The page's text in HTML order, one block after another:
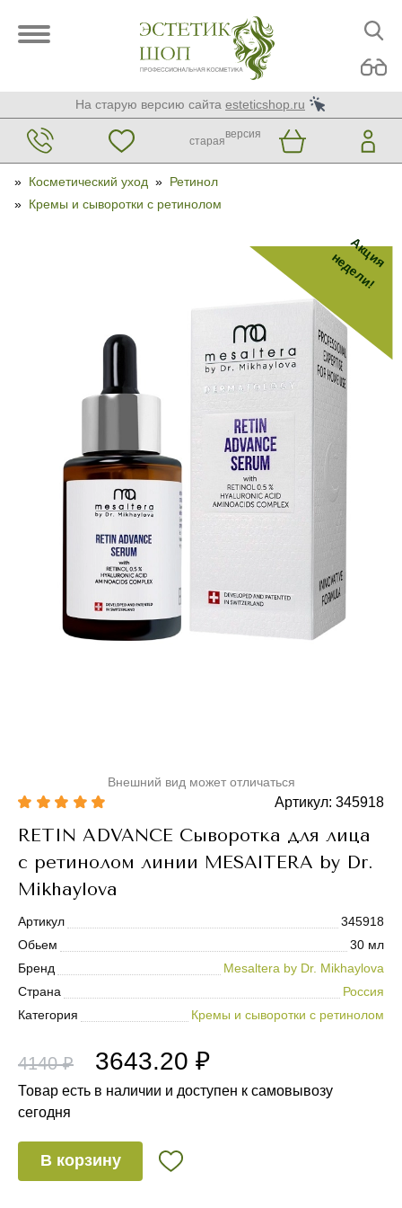
На старую версию сайта esteticshop.ru
старая
версия
» Косметический уход » Ретинол
» Кремы и сыворотки с ретинолом
Акция
недели!
Внешний вид может отличаться
Артикул: 345918
RETIN ADVANCE Сыворотка для лица
с ретинолом линии MESAlTERA by Dr.
Mikhaylova
Артикул
345918
Обьем
30 мл
Бренд
Mesaltera by Dr. Mikhaylova
Страна
Россия
Категория
Кремы и сыворотки с ретинолом
4140 ₽ 3643.20 ₽
Товар есть в наличии и доступен к самовывозу
сегодня
В корзину